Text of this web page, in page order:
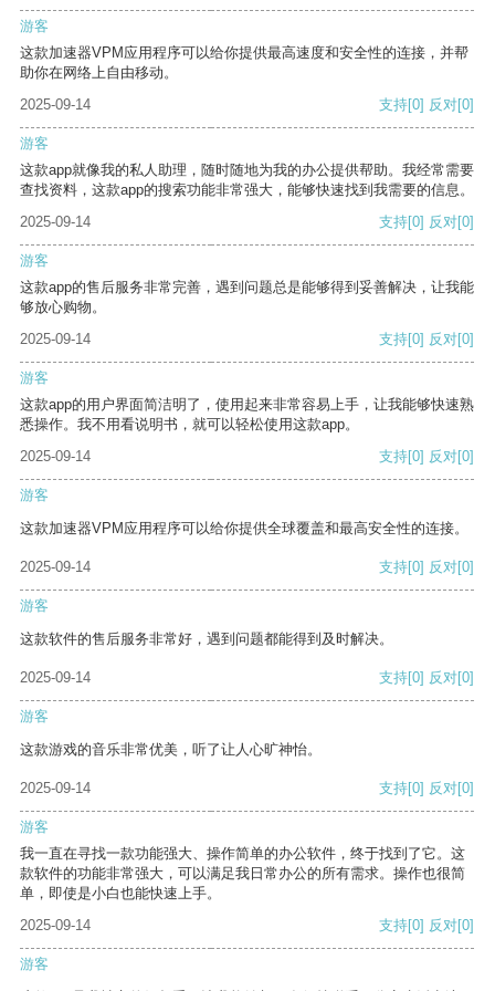
游客
这款加速器VPM应用程序可以给你提供最高速度和安全性的连接，并帮
助你在网络上自由移动。
2025-09-14
支持[0] 反对[0]
游客
这款app就像我的私人助理，随时随地为我的办公提供帮助。我经常需要
查找资料，这款app的搜索功能非常强大，能够快速找到我需要的信息。
2025-09-14
支持[0] 反对[0]
游客
这款app的售后服务非常完善，遇到问题总是能够得到妥善解决，让我能
够放心购物。
2025-09-14
支持[0] 反对[0]
游客
这款app的用户界面简洁明了，使用起来非常容易上手，让我能够快速熟
悉操作。我不用看说明书，就可以轻松使用这款app。
2025-09-14
支持[0] 反对[0]
游客
这款加速器VPM应用程序可以给你提供全球覆盖和最高安全性的连接。
2025-09-14 支持[0] 反对[0]
游客
这款软件的售后服务非常好，遇到问题都能得到及时解决。
2025-09-14 支持[0] 反对[0]
游客
这款游戏的音乐非常优美，听了让人心旷神怡。
2025-09-14 支持[0] 反对[0]
游客
我一直在寻找一款功能强大、操作简单的办公软件，终于找到了它。这
款软件的功能非常强大，可以满足我日常办公的所有需求。操作也很简
单，即使是小白也能快速上手。
2025-09-14
支持[0] 反对[0]
游客